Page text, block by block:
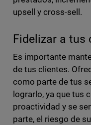
upsell y cross-sell.
Fidelizar a tus
Es importante
de tus clientes.
como parte de tus
lograrlo, ya que tus
proactividad y se
parte, el riesgo de